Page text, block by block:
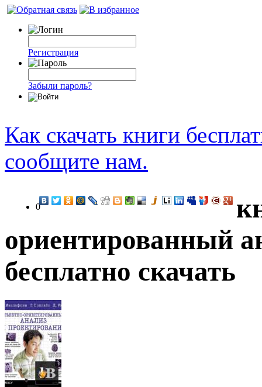
Регистрация
Забыли пароль?
Как скачать книги
сообщите нам.
0
ориентированный
бесплатно скачать